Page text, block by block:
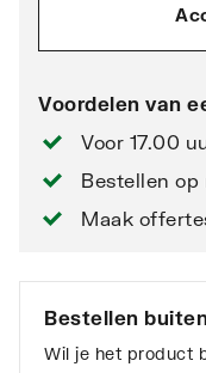
Voordelen van
Voor 17.00
Bestellen op
Maak
Bestellen
Wil je het product